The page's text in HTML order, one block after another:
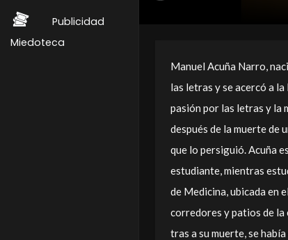
Publicidad
Miedoteca
Manuel Acuña Narro,
las letras y se acercó a
pasión por las letras y la
después de la muerte de
que lo persiguió. Acuña
estudiante, mientras
de Medicina, ubicada en
corredores y patios de la
tras a su muerte, se